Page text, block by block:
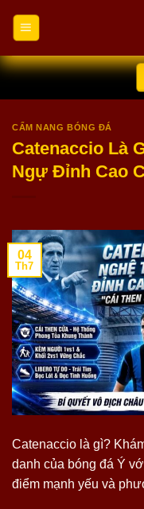
đến
dung
CẨM NANG BÓNG ĐÁ
Catenaccio Là
Ngự Đỉnh Cao
04
Th7
Catenaccio là gì?
danh của bóng đá Ý
điểm mạnh yếu và